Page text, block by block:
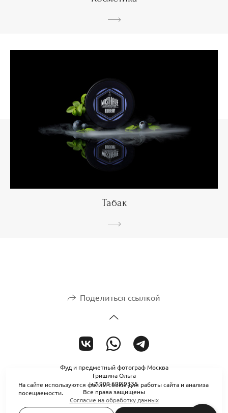
Табак
Поделиться ссылкой
Фуд и предметный фотограф Москва
Гришина Ольга
+7 909 699 9335
Все права защищены
Согласие на обработку данных
На сайте используются файлы cookie для работы сайта и анализа
посещаемости.